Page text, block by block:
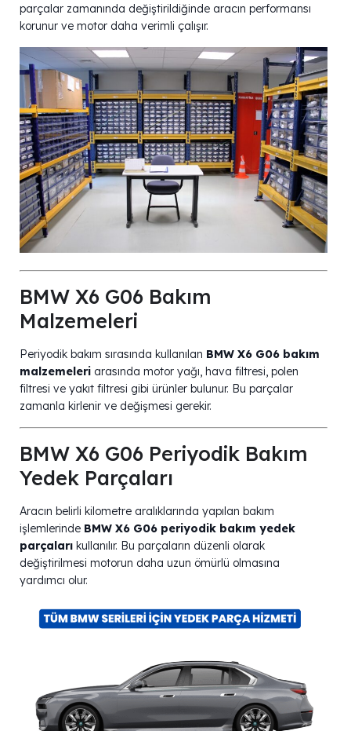
parçalar zamanında değiştirildiğinde aracın performansı
korunur ve motor daha verimli çalışır.
BMW X6 G06 Bakım
Malzemeleri
Periyodik bakım sırasında kullanılan BMW X6 G06 bakım
malzemeleri arasında motor yağı, hava filtresi, polen
filtresi ve yakıt filtresi gibi ürünler bulunur. Bu parçalar
zamanla kirlenir ve değişmesi gerekir.
BMW X6 G06 Periyodik Bakım
Yedek Parçaları
Aracın belirli kilometre aralıklarında yapılan bakım
işlemlerinde BMW X6 G06 periyodik bakım yedek
parçaları kullanılır. Bu parçaların düzenli olarak
değiştirilmesi motorun daha uzun ömürlü olmasına
yardımcı olur.